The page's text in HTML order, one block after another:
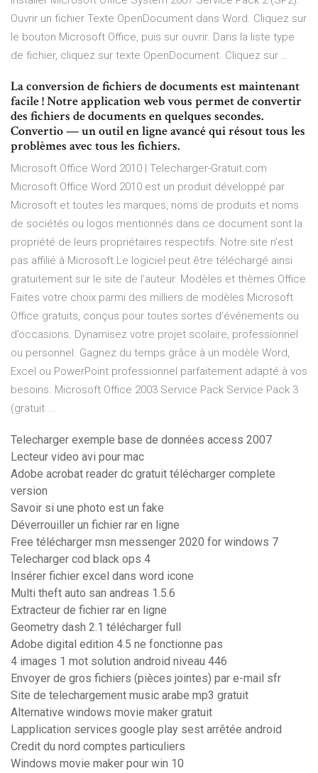
Ouvrir un fichier Texte OpenDocument dans Word. Cliquez sur
le bouton Microsoft Office, puis sur ouvrir. Dans la liste type
de fichier, cliquez sur texte OpenDocument. Cliquez sur …
La conversion de fichiers de documents est maintenant
facile ! Notre application web vous permet de convertir
des fichiers de documents en quelques secondes.
Convertio — un outil en ligne avancé qui résout tous les
problèmes avec tous les fichiers.
Microsoft Office Word 2010 | Telecharger-Gratuit.com
Microsoft Office Word 2010 est un produit développé par
Microsoft et toutes les marques, noms de produits et noms
de sociétés ou logos mentionnés dans ce document sont la
propriété de leurs propriétaires respectifs. Notre site n’est
pas affilié à Microsoft.Le logiciel peut être téléchargé ainsi
gratuitement sur le site de l’auteur. Modèles et thèmes Office
Faites votre choix parmi des milliers de modèles Microsoft
Office gratuits, conçus pour toutes sortes d’événements ou
d’occasions. Dynamisez votre projet scolaire, professionnel
ou personnel. Gagnez du temps grâce à un modèle Word,
Excel ou PowerPoint professionnel parfaitement adapté à vos
besoins. Microsoft Office 2003 Service Pack Service Pack 3
(gratuit ...
Telecharger exemple base de données access 2007
Lecteur video avi pour mac
Adobe acrobat reader dc gratuit télécharger complete
version
Savoir si une photo est un fake
Déverrouiller un fichier rar en ligne
Free télécharger msn messenger 2020 for windows 7
Telecharger cod black ops 4
Insérer fichier excel dans word icone
Multi theft auto san andreas 1.5.6
Extracteur de fichier rar en ligne
Geometry dash 2.1 télécharger full
Adobe digital edition 4.5 ne fonctionne pas
4 images 1 mot solution android niveau 446
Envoyer de gros fichiers (pièces jointes) par e-mail sfr
Site de telechargement music arabe mp3 gratuit
Alternative windows movie maker gratuit
Lapplication services google play sest arrêtée android
Credit du nord comptes particuliers
Windows movie maker pour win 10